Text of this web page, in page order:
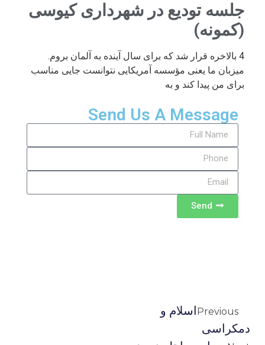
جلسه تودیع در شهرداری کیوسی
(کمونه)
4 بالاخره قرار شد که برای سال آینده به آلمان بروم.
میزبان ما یعنی مؤسسه آمریکایی نتوانست جایی مناسب
برای من پیدا کند و به
Send Us A Message
Send
Previousاسلام و
دمکراسی